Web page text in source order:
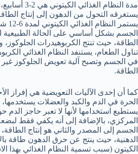
مدة النظام
يستغرقه التحول من الدهون إلى إنتاج
الجسم بشكل أساسي على الحالة الطبيعية
الطاقة، حيث تنتج الكربوهيدرات الجلوكوز،
تناول الطعام، يستنفد النظام الغذائي
في الجسم وتصبح آلية تعويض الجلوكوز غير
الطاقة.
كما أن إحدى الآليات التعويضية هي إفراز
الحرة في الدم والكبد والعضلات يستخدمها،
يستطيع استخدامها لأنها لا تعبر حاجز الدم
المركزي، بالإضافة إلى أنه يكفي فقط
الجسم إلى المصدر والثاني هو إنتاج
الدهنية، حيث ينتج عن حرق الدهون طاقة
الكيتون (سبب تسمية النظام الغذائي بهذا